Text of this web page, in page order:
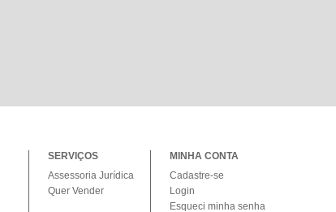
SERVIÇOS
Assessoria Jurídica
Quer Vender
MINHA CONTA
Cadastre-se
Login
Esqueci minha senha